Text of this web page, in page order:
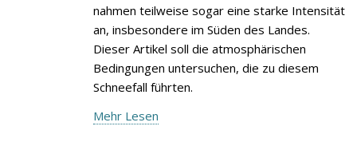
nahmen teilweise sogar eine starke Intensität
an, insbesondere im Süden des Landes.
Dieser Artikel soll die atmosphärischen
Bedingungen untersuchen, die zu diesem
Schneefall führten.
Mehr Lesen